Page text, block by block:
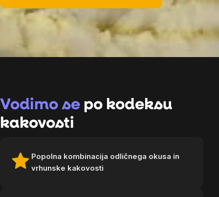
Vodimo se po kodeksu
kakovosti
Popolna kombinacija odličnega okusa in
vrhunske kakovosti